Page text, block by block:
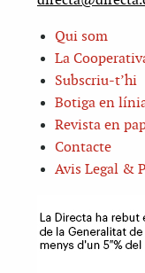
Qui som
La
Subscriu-t’hi
Botiga en
Revista en
Contacte
Avis Legal &